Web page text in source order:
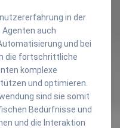
in der
auch
und bei
die fortschrittliche
komplexe
und optimieren.
sind sie somit
Bedürfnisse und
und die Interaktion